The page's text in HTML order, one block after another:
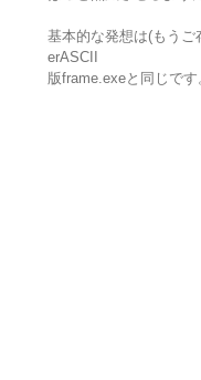
基本的な発想は(もう
erASCII
版frame.exeと同じです